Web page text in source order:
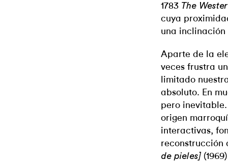
1783 The
cuya
una
Aparte de la
veces frustra
limitado
absoluto. En
pero
origen
interactivas,
reconstrucción
de pieles]